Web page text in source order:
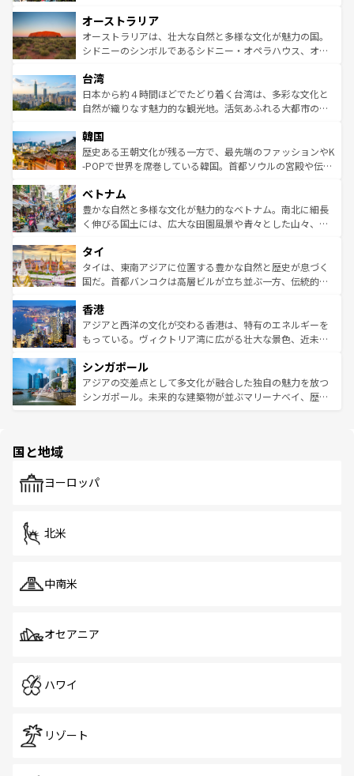
部のニューオーリンズでは、音楽と美食が融合した独特の
文化が魅力。旅行者はアメリカの各地域で異なる魅力を楽
しみながら、その多様性と豊かな歴史を感じることができ
ならではの贅沢な旅のスタイルだ。 なお、新着のアメリカ
情報はコンテンツ一覧を参照してほしい。
ワイ島は見逃せない。また、定番の観光地といえばオアフ
島だが、静かな自然を求めるならマウイ島やカウアイ島が
おすすめ。エメラルドグリーンに輝く海をはじめ、豊かな
れるおもてなしの心で訪れる人々を迎えてくれるハワイの
人々、おいしいローカルフードやハワイアンミュージッ
ク、伝統的なフラダンスなど、すべてがハワイの魅力を彩
ワイを、存分に味わってほしい。 なお、新着のハワイ情報
はコンテンツ一覧を参照してほしい。
オーストラリア
オーストラリアは、壮大な自然と多様な文化が魅力の国。
シドニーのシンボルであるシドニー・オペラハウス、オー
リアリーフや大陸中央部にそびえるウルル（エアーズロッ
ク）、タスマニアの美しい原生林やケアンズの熱帯雨林な
ど、見どころがたくさん。また、カフェやワイン、オージ
いる。アクティビティも充実しており、サーフィンやダイ
ビング、ハイキングなど、アウトドア好きにはたまらな
い。オーストラリアの多彩な魅力を存分に味わいつくそ
参照してほしい。
台湾
日本から約４時間ほどでたどり着く台湾は、多彩な文化と
自然が織りなす魅力的な観光地。活気あふれる大都市の台
ン）、静ひつな山岳地帯である台湾東部など、都市の喧騒
と山間の静けさが共存しており、訪れる人に新しい発見と
驚きをもたらしてくれる。また、奥深い台湾の食文化も魅
容にもいいと評判のスイーツなど、バラエティ豊かな料理
が味わえる。 なお、新着の台湾情報は コンテンツ一覧を参
照してほしい。
韓国
歴史ある王朝文化が残る一方で、最先端のファッションやK
-POPで世界を席巻している韓国。首都ソウルの宮殿や伝統
き、地方に足を延ばせば四季折々の自然美を楽しむことが
できる。そして、キムチや焼肉、絶品のストリートフード
まで、さまざまな韓国料理が待っている。夜には、韓国な
リティに包まれながら、韓国の多彩な魅力を心ゆくまで味
わってみてほしい。 なお、新着の韓国情報はコンテンツ一
覧を参照してほしい。
ベトナム
豊かな自然と多様な文化が魅力的なベトナム。南北に細長
く伸びる国土には、広大な田園風景や青々とした山々、世
急速な発展と共に伝統が息づく。ハノイの古い町並みやホ
ーチミン市のフランス統治時代の建物も、独特の雰囲気を
醸し出している。また、バラエティの豊かさとおいしさで
とつ。フォーやバインミー、ベトナムコーヒーなどは、ぜ
ひ現地で味わいたい。どの地域を訪れてもあたたかい人々
が旅行者を迎えてくれるので、きっと忘れられない旅にな
参照してほしい。
タイ
タイは、東南アジアに位置する豊かな自然と歴史が息づく
国だ。首都バンコクは高層ビルが立ち並ぶ一方、伝統的な
の活気が交差している。北部ではチェンマイなどの山岳地
帯で自然と触れ合い、南部ではプーケットやクラビの美し
いビーチでリゾート気分を楽しむことができる。タイ料理
激する。気候は一年中温暖で、どの季節にも異なる楽しみ
が待っている。親しみやすいタイの人々、仏教を中心とし
た文化、そして多様な観光資源が、訪れる旅人を魅了し続
香港
アジアと西洋の文化が交わる香港は、特有のエネルギーを
もっている。ヴィクトリア湾に広がる壮大な景色、近未来
み、どこを訪れても感動するはず。観光スポットが密集し
ており、効率よく見どころを回れるのも魅力。息をのむよ
うな絶景から文化的な体験まで、香港を存分に楽しみ尽く
シンガポール
アジアの交差点として多文化が融合した独自の魅力を放つ
シンガポール。未来的な建築物が並ぶマリーナベイ、歴史
で、ホーカーズは地元の風情を楽しめる外せないスポット
国と地域
ヨーロッパ
北米
中南米
オセアニア
ハワイ
リゾート